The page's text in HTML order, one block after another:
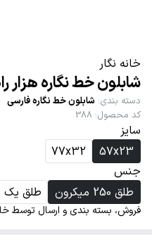
خانه نگار
شابلون خط نگاره هزار
دسته بندی: شابلون خط نگاره فارسی
کد محصول:
388
سایز
57x23
77x32
جنس
طلق 250 میکرون
طلق یک
فروش، بسته بندی و ارسال توسط